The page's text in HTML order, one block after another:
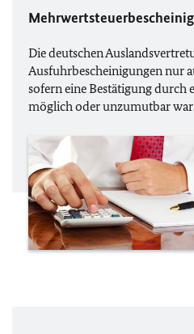
Die deutschen
Ausfuhrbescheinigungen nur
sofern eine Bestätigung durch
möglich oder unzumutbar